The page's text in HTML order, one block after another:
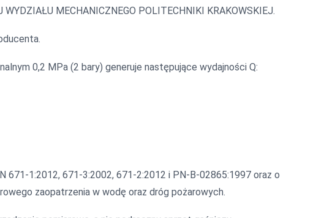
MECHANICZNEGO POLITECHNIKI KRAKOWSKIEJ.
0,2 MPa (2 bary) generuje następujące wydajności Q:
671-1:2012, 671-3:2002, 671-2:2012 i PN-B-02865:1997 oraz o
zaopatrzenia w wodę oraz dróg pożarowych.